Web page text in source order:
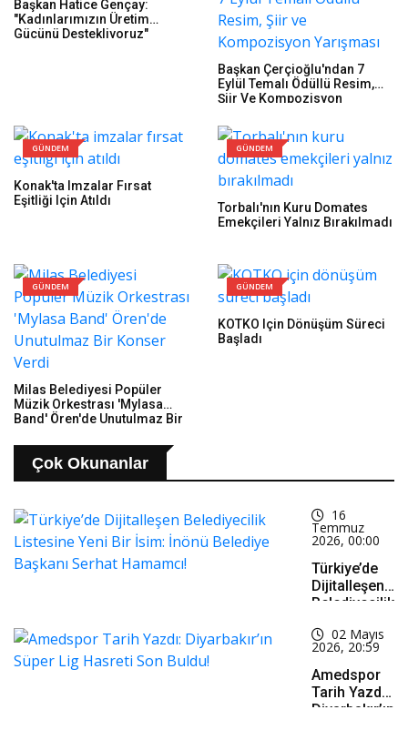
Başkan Hatice Gençay:
"Kadınlarımızın Üretim
Gücünü Destekliyoruz"
Başkan Çerçioğlu'ndan 7
Eylül Temalı Ödüllü Resim,
Şiir Ve Kompozisyon
GÜNDEM
Konak'ta Imzalar Fırsat
Eşitliği Için Atıldı
GÜNDEM
Torbalı'nın Kuru Domates
Emekçileri Yalnız Bırakılmadı
GÜNDEM
Milas Belediyesi Popüler
Müzik Orkestrası 'Mylasa
Band' Ören'de Unutulmaz Bir
GÜNDEM
KOTKO Için Dönüşüm Süreci
Başladı
Çok Okunanlar
16
Temmuz
2026, 00:00
Türkiye’de
Dijitalleşen
Belediyecilik
Yeni Bir
İsim: İnönü
Belediye
Başkanı
Serhat
02 Mayıs
2026, 20:59
Amedspor
Tarih Yazdı:
Diyarbakır’ın